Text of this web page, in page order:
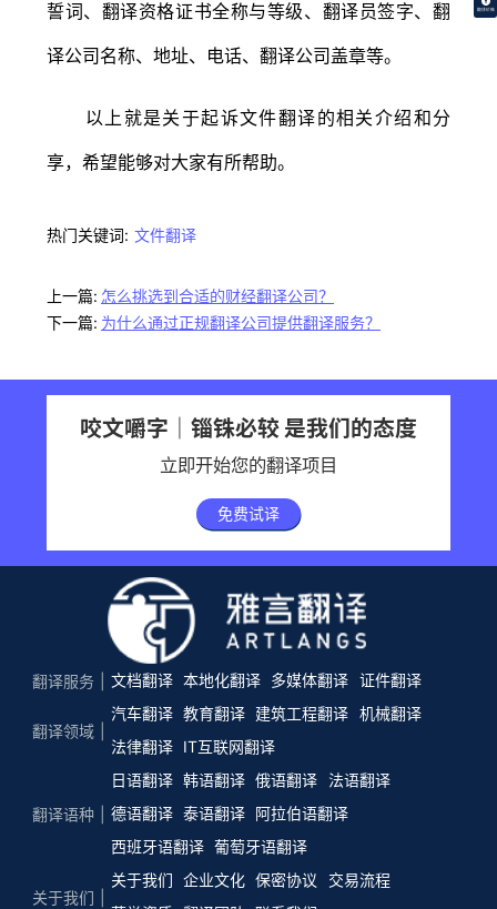
翻译价格
誓词、翻译资格证书全称与等级、翻译员签字、翻
译公司名称、地址、电话、翻译公司盖章等。
以上就是关于起诉文件翻译的相关介绍和分
享，希望能够对大家有所帮助。
热门关键词: 文件翻译
上一篇: 怎么挑选到合适的财经翻译公司？
下一篇: 为什么通过正规翻译公司提供翻译服务？
咬文嚼字｜锱铢必较 是我们的态度
立即开始您的翻译项目
免费试译
翻译服务 文档翻译 本地化翻译 多媒体翻译 证件翻译
翻译领域
汽车翻译 教育翻译 建筑工程翻译 机械翻译
法律翻译
IT互联网翻译
翻译语种
日语翻译 韩语翻译 俄语翻译
法语翻译
德语翻译 泰语翻译 阿拉伯语翻译
西班牙语翻译 葡萄牙语翻译
关于我们
关于我们 企业文化 保密协议
交易流程